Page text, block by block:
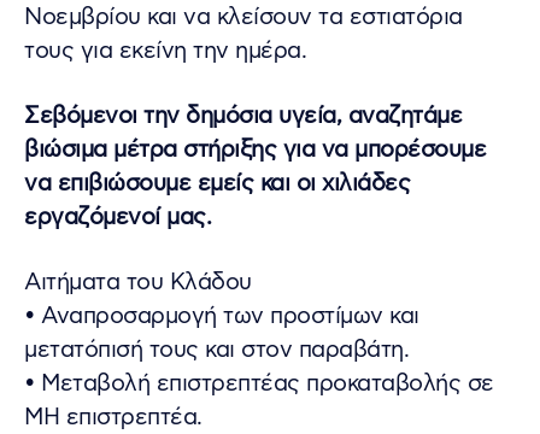
Νοεμβρίου και να κλείσουν τα εστιατόρια
τους για εκείνη την ημέρα.
Σεβόμενοι την δημόσια υγεία, αναζητάμε
βιώσιμα μέτρα στήριξης για να μπορέσουμε
να επιβιώσουμε εμείς και οι χιλιάδες
εργαζόμενοί μας.
Αιτήματα του Κλάδου
• Αναπροσαρμογή των προστίμων και
μετατόπισή τους και στον παραβάτη.
• Μεταβολή επιστρεπτέας προκαταβολής σε
ΜΗ επιστρεπτέα.